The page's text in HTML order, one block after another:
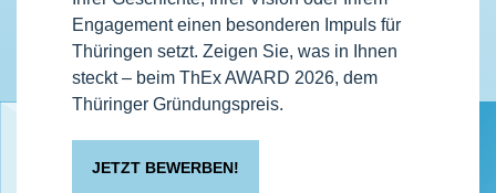
Engagement einen besonderen Impuls für
Thüringen setzt. Zeigen Sie, was in Ihnen
steckt – beim ThEx AWARD 2026, dem
Thüringer Gründungspreis.
JETZT BEWERBEN!